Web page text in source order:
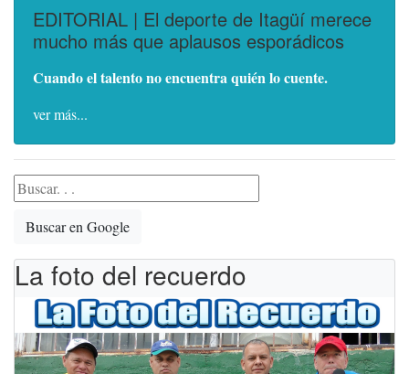
EDITORIAL | El deporte de Itagüí merece
mucho más que aplausos esporádicos
Cuando el talento no encuentra quién lo cuente.
ver más...
Buscar en Google
La foto del recuerdo